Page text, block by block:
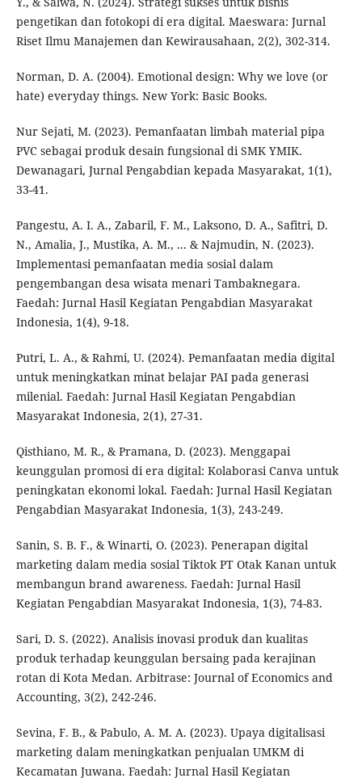
pengetikan dan fotokopi di era digital. Maeswara: Jurnal
Riset Ilmu Manajemen dan Kewirausahaan, 2(2), 302-314.
Norman, D. A. (2004). Emotional design: Why we love (or
hate) everyday things. New York: Basic Books.
Nur Sejati, M. (2023). Pemanfaatan limbah material pipa
PVC sebagai produk desain fungsional di SMK YMIK.
Dewanagari, Jurnal Pengabdian kepada Masyarakat, 1(1),
33-41.
Pangestu, A. I. A., Zabaril, F. M., Laksono, D. A., Safitri, D.
N., Amalia, J., Mustika, A. M., ... & Najmudin, N. (2023).
Implementasi pemanfaatan media sosial dalam
pengembangan desa wisata menari Tambaknegara.
Faedah: Jurnal Hasil Kegiatan Pengabdian Masyarakat
Indonesia, 1(4), 9-18.
Putri, L. A., & Rahmi, U. (2024). Pemanfaatan media digital
untuk meningkatkan minat belajar PAI pada generasi
milenial. Faedah: Jurnal Hasil Kegiatan Pengabdian
Masyarakat Indonesia, 2(1), 27-31.
Qisthiano, M. R., & Pramana, D. (2023). Menggapai
keunggulan promosi di era digital: Kolaborasi Canva untuk
peningkatan ekonomi lokal. Faedah: Jurnal Hasil Kegiatan
Pengabdian Masyarakat Indonesia, 1(3), 243-249.
Sanin, S. B. F., & Winarti, O. (2023). Penerapan digital
marketing dalam media sosial Tiktok PT Otak Kanan untuk
membangun brand awareness. Faedah: Jurnal Hasil
Kegiatan Pengabdian Masyarakat Indonesia, 1(3), 74-83.
Sari, D. S. (2022). Analisis inovasi produk dan kualitas
produk terhadap keunggulan bersaing pada kerajinan
rotan di Kota Medan. Arbitrase: Journal of Economics and
Accounting, 3(2), 242-246.
Sevina, F. B., & Pabulo, A. M. A. (2023). Upaya digitalisasi
marketing dalam meningkatkan penjualan UMKM di
Kecamatan Juwana. Faedah: Jurnal Hasil Kegiatan